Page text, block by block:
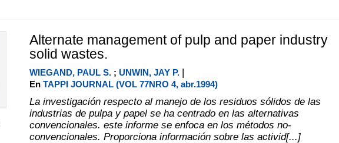
Alternate management of pulp and paper industry
solid wastes.
WIEGAND, PAUL S.; UNWIN, JAY P. |
En TAPPI JOURNAL (VOL 77NRO 4, abr.1994)
La investigación respecto al manejo de los residuos sólidos de las
industrias de pulpa y papel se ha centrado en las alternativas
convencionales. este informe se enfoca en los métodos no-
convencionales. Proporciona información sobre las activid[...]